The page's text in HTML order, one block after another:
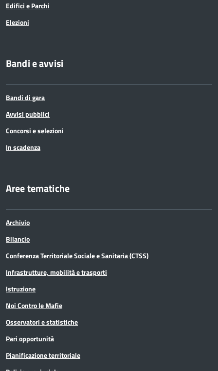
Edifici e Parchi
Elezioni
Bandi e avvisi
Bandi di gara
Avvisi pubblici
Concorsi e selezioni
In scadenza
Aree tematiche
Archivio
Bilancio
Conferenza Territoriale Sociale e Sanitaria (CTSS)
Infrastrutture, mobilità e trasporti
Istruzione
Noi Contro le Mafie
Osservatori e statistiche
Pari opportunità
Pianificazione territoriale